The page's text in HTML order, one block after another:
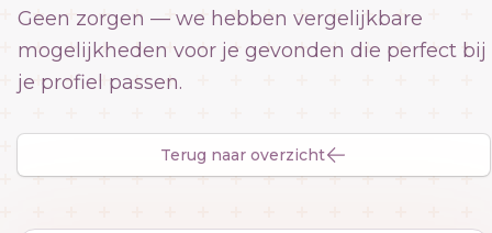
Geen zorgen — we hebben vergelijkbare
mogelijkheden voor je gevonden die perfect bij
je profiel passen.
Terug naar overzicht